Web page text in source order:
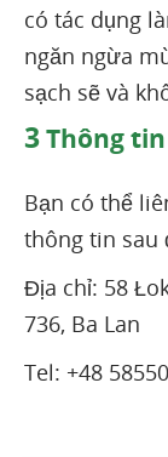
có tác dụng
ngăn ngừa
sạch sẽ và
3Thông
Bạn có thể
thông tin sau
Địa chỉ: 58
736, Ba Lan
Tel: +48